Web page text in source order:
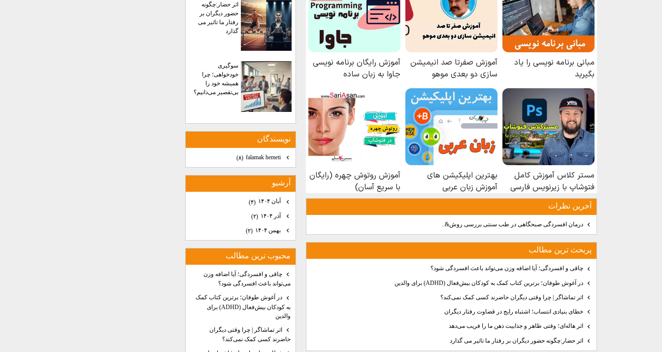
آخرين نظرات
درمان افسردگی صبحگاهی در طب سنتی بررسی روش&..
پربحث ترين مطالب
چاقی و افسردگی؛ آیا اضافه وزن می‌تواند باعث افسردگی شود؟
در آغوش طوفان؛ برترین کتاب کمک به کودکان بیش‌فعال (ADHD) برای والدین
اثر تماشاگر | چرا وقتی دیگران حاضرند کسی کمک نمی‌کند؟
خطای بنیادی انتساب؛ اشتباه رایج در قضاوت رفتار دیگران
اثر هاله‌ای؛ وقتی ظاهر و جذابیت ذهن ما را فریب می‌دهد
اثر حضار:چگونه حضور دیگران بر رفتار ما تاثیر می گذارد
اثر حضار:چگونه
حضور دیگران بر
رفتار ما تاثیر می
گذارد
سوگیری
خودخواهی؛ چرا
همیشه خود را
بی‌تقصیر می‌دانیم؟
نويسندگان
falamak hemeti (۸)
آرشيو
آبان ۱۴۰۴
(۴)
آذر ۱۴۰۴
(۲)
بهمن ۱۴۰۴
(۲)
محبوب ترين مطالب
چاقی و افسردگی؛ آیا اضافه وزن
می‌تواند باعث افسردگی شود؟
در آغوش طوفان؛ برترین کتاب کمک
به کودکان بیش‌فعال (ADHD) برای
والدین
اثر تماشاگر | چرا وقتی دیگران
حاضرند کسی کمک نمی‌کند؟